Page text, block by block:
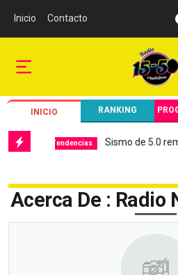
Inicio Contacto
INICIO RANKING
Tendencias Sismo de 5.0 remece
Acerca De : Radio